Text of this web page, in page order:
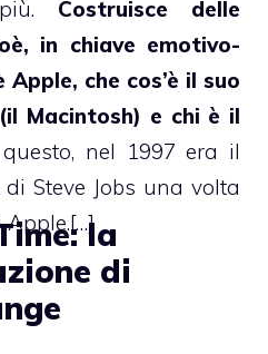
Costruisce delle
in chiave emotivo-
Apple, che cos’è il suo
Macintosh) e chi è il
nel 1997 era il
Steve Jobs una volta
la
di